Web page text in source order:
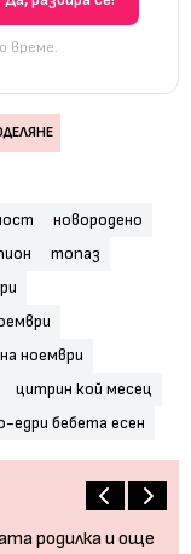
време.
новородено
топаз
ноември
цитрин кой месец
едри бебета есен